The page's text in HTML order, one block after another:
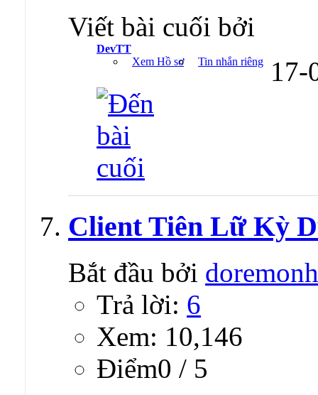
Viết bài cuối bởi
DevTT
Xem Hồ sơ
Tin nhắn riêng
Client Tiên Lữ Kỳ
Bắt đầu bởi
Trả lời: 6
Xem: 10,146
Ðiểm0 / 5